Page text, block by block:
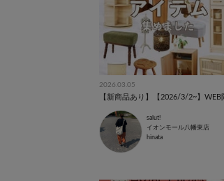
2026.03.05
salut!
イオンモール八幡東店
hinata